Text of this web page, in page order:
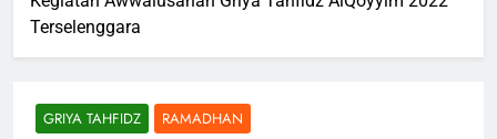
Terselenggara
GRIYA TAHFIDZ RAMADHAN